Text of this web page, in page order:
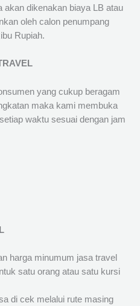
akan dikenakan biaya LB atau
oleh calon penumpang
Rupiah.
yang cukup beragam
maka kami membuka
waktu sesuai dengan jam
harga minumum jasa travel
satu orang atau satu kursi
di cek melalui rute masing